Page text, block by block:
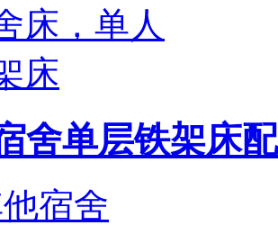
舍单层铁架床